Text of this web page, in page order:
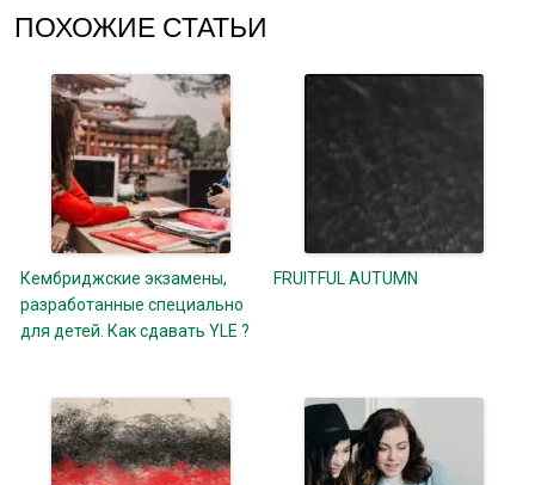
ПОХОЖИЕ СТАТЬИ
Кембриджские экзамены,
разработанные специально
для детей. Как сдавать YLE ?
FRUITFUL AUTUMN